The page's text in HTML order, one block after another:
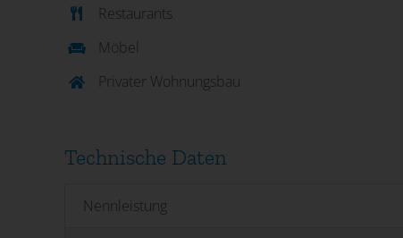
Restaurants
Möbel
Privater Wohnungsbau
Technische Daten
Nennleistung